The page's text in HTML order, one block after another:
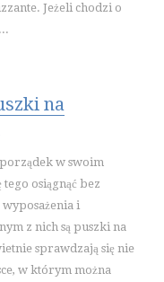
Jeżeli chodzi o
na
w swoim
tego osiągnąć bez
i
z nich są puszki na
sprawdzają się nie
w którym można